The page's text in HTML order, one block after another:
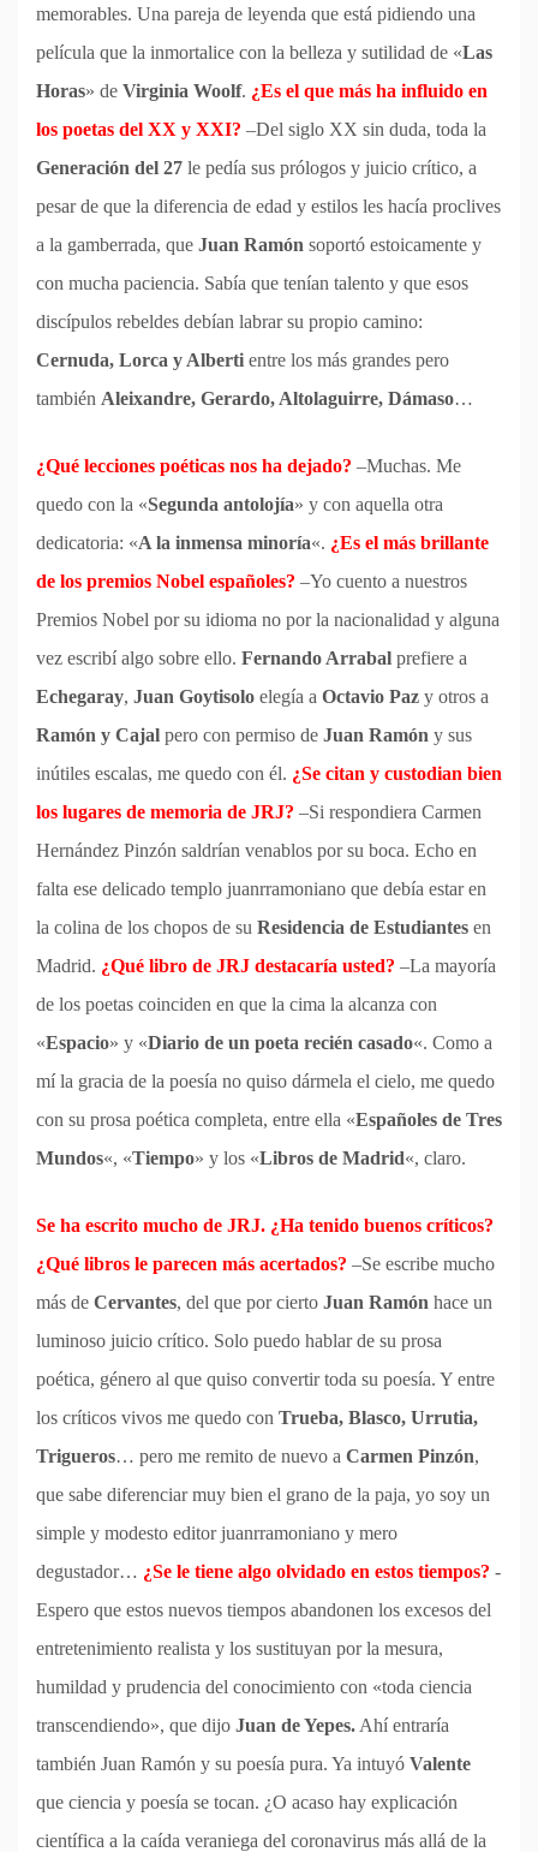
memorables. Una pareja de leyenda que está pidiendo una
película que la inmortalice con la belleza y sutilidad de «Las
Horas» de Virginia Woolf. ¿Es el que más ha influido en
los poetas del XX y XXI? –Del siglo XX sin duda, toda la
Generación del 27 le pedía sus prólogos y juicio crítico, a
pesar de que la diferencia de edad y estilos les hacía proclives
a la gamberrada, que Juan Ramón soportó estoicamente y
con mucha paciencia. Sabía que tenían talento y que esos
discípulos rebeldes debían labrar su propio camino:
Cernuda, Lorca y Alberti entre los más grandes pero
también Aleixandre, Gerardo, Altolaguirre, Dámaso…
¿Qué lecciones poéticas nos ha dejado? –Muchas. Me
quedo con la «Segunda antolojía» y con aquella otra
dedicatoria: «A la inmensa minoría«. ¿Es el más brillante
de los premios Nobel españoles? –Yo cuento a nuestros
Premios Nobel por su idioma no por la nacionalidad y alguna
vez escribí algo sobre ello. Fernando Arrabal prefiere a
Echegaray, Juan Goytisolo elegía a Octavio Paz y otros a
Ramón y Cajal pero con permiso de Juan Ramón y sus
inútiles escalas, me quedo con él. ¿Se citan y custodian bien
los lugares de memoria de JRJ? –Si respondiera Carmen
Hernández Pinzón saldrían venablos por su boca. Echo en
falta ese delicado templo juanrramoniano que debía estar en
la colina de los chopos de su Residencia de Estudiantes en
Madrid. ¿Qué libro de JRJ destacaría usted? –La mayoría
de los poetas coinciden en que la cima la alcanza con
«Espacio» y «Diario de un poeta recién casado«. Como a
mí la gracia de la poesía no quiso dármela el cielo, me quedo
con su prosa poética completa, entre ella «Españoles de Tres
Mundos«, «Tiempo» y los «Libros de Madrid«, claro.
Se ha escrito mucho de JRJ. ¿Ha tenido buenos críticos?
¿Qué libros le parecen más acertados? –Se escribe mucho
más de Cervantes, del que por cierto Juan Ramón hace un
luminoso juicio crítico. Solo puedo hablar de su prosa
poética, género al que quiso convertir toda su poesía. Y entre
los críticos vivos me quedo con Trueba, Blasco, Urrutia,
Trigueros… pero me remito de nuevo a Carmen Pinzón,
que sabe diferenciar muy bien el grano de la paja, yo soy un
simple y modesto editor juanrramoniano y mero
degustador… ¿Se le tiene algo olvidado en estos tiempos? -
Espero que estos nuevos tiempos abandonen los excesos del
entretenimiento realista y los sustituyan por la mesura,
humildad y prudencia del conocimiento con «toda ciencia
transcendiendo», que dijo Juan de Yepes. Ahí entraría
también Juan Ramón y su poesía pura. Ya intuyó Valente
que ciencia y poesía se tocan. ¿O acaso hay explicación
científica a la caída veraniega del coronavirus más allá de la